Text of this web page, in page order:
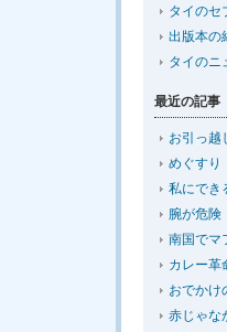
タイのセ
出版本の
タイのニ
最近の記事
お引っ越
めぐすり
私にでき
腕が危険
南国でマ
カレー革
おでかけ
赤じゃな